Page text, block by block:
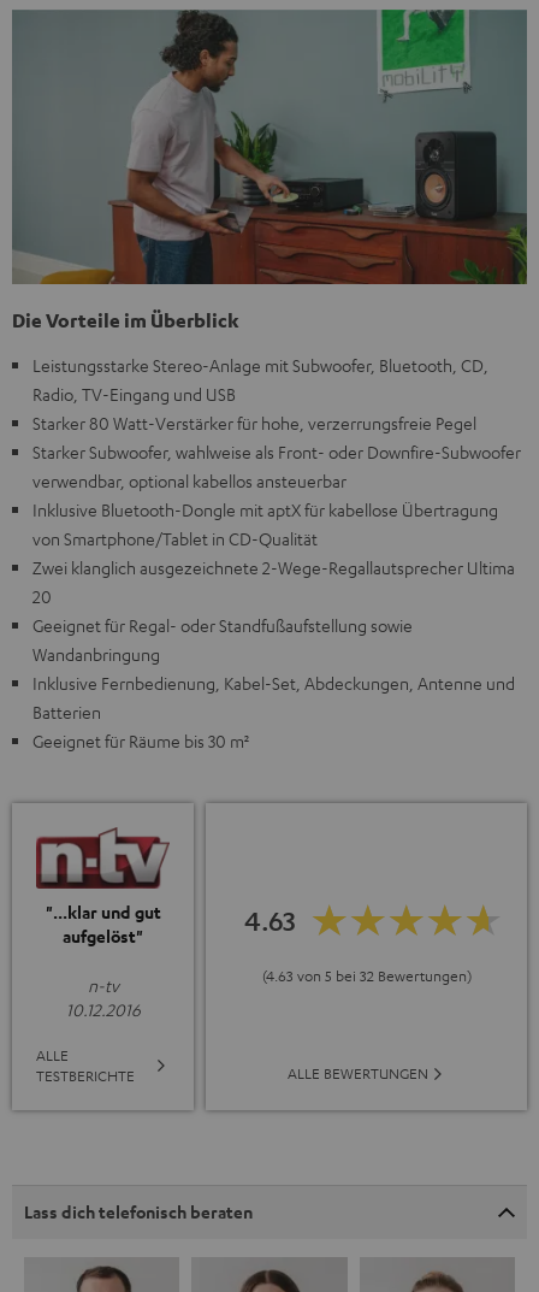
Die Vorteile im Überblick
Leistungsstarke Stereo-Anlage mit Subwoofer, Bluetooth, CD,
Radio, TV-Eingang und USB
Starker 80 Watt-Verstärker für hohe, verzerrungsfreie Pegel
Starker Subwoofer, wahlweise als Front- oder Downfire-Subwoofer
verwendbar, optional kabellos ansteuerbar
Inklusive Bluetooth-Dongle mit aptX für kabellose Übertragung
von Smartphone/Tablet in CD-Qualität
Zwei klanglich ausgezeichnete 2-Wege-Regallautsprecher Ultima
20
Geeignet für Regal- oder Standfußaufstellung sowie
Wandanbringung
Inklusive Fernbedienung, Kabel-Set, Abdeckungen, Antenne und
Batterien
Geeignet für Räume bis 30 m²
"...klar und gut
aufgelöst"
n-tv
10.12.2016
ALLE
TESTBERICHTE
4.63
(4.63 von 5 bei 32 Bewertungen)
ALLE BEWERTUNGEN
Lass dich telefonisch beraten